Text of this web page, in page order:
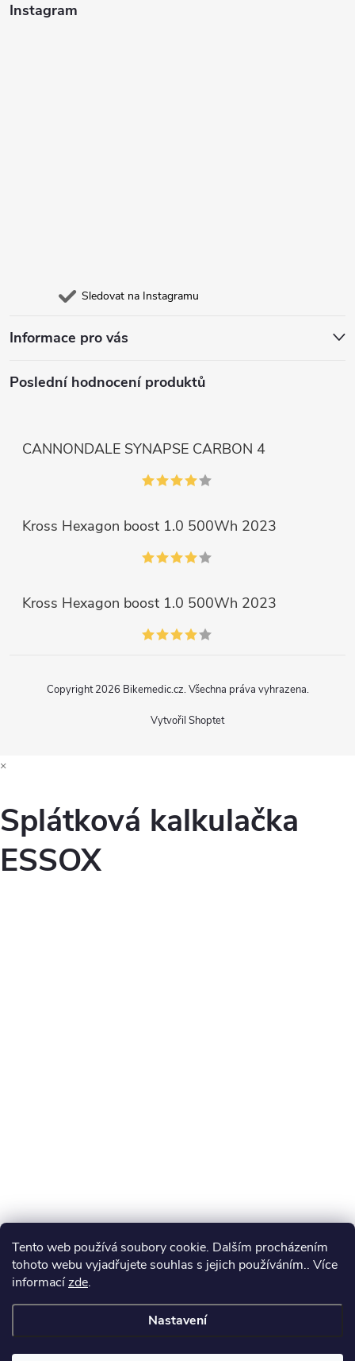
Tento web používá soubory cookie. Dalším procházením
tohoto webu vyjadřujete souhlas s jejich používáním.. Více
informacízde.
Nastavení
Instagram
Sledovat na Instagramu
Informace pro vás
Poslední hodnocení produktů
CANNONDALE SYNAPSE CARBON 4
Kross Hexagon boost 1.0 500Wh 2023
Kross Hexagon boost 1.0 500Wh 2023
Vytvořil Shoptet
Copyright 2026 Bikemedic.cz. Všechna práva vyhrazena.
×
Splátková kalkulačka
ESSOX